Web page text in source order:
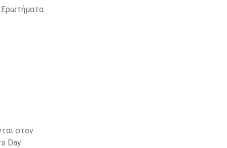
Ερωτήματα
στον
Day